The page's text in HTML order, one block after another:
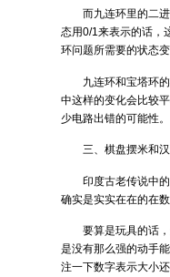
而九连环里的二
态用0/1来表示的话，
环问题所需要的状态
九连环和宝塔环
中这样的变化会比较
少电路出错的可能性。
三、棋盘摆米和
印度古老传说中
确实是实实在在的在
要算是玩具的话
是没有那么强的动手
注一下数字表示大小